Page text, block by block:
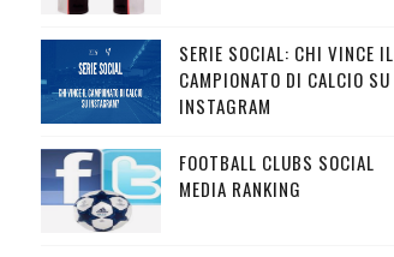
SERIE SOCIAL: CHI VINCE IL
CAMPIONATO DI CALCIO SU
INSTAGRAM
FOOTBALL CLUBS SOCIAL
MEDIA RANKING